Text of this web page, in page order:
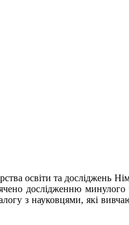
освіти та досліджень
дослідженню минулого
з науковцями, які